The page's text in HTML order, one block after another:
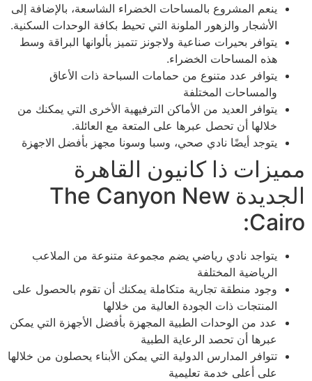
ينعم المشروع بالمساحات الخضراء الشاسعة، بالإضافة إلى
الأشجار والزهور الملونة التي تحيط بكافة الوحدات السكنية.
يتوافر بحيرات صناعية ولاجونز تتميز بألوانها البراقة وسط
هذه المساحات الخضراء.
يتوافر عدد متنوع من حمامات السباحة ذات الأعاق
والمساحات المختلفة
يتوافر العديد من الأماكن الترفيهية الأخرى التي يمكنك من
خلالها أن تحصل عبرها على المتعة مع العائلة.
يتوجد أيضًا نادي صحي، وسبا وسونا مجهز بأفضل الاجهزة
مميزات ذا كانيون القاهرة
الجديدة The Canyon New
Cairo:
يتواجد نادي رياضي يضم مجموعة متنوعة من الملاعب
الرياضية المختلفة
وجود منطقة تجارية متكاملة يمكنك أن تقوم بالحصول على
المنتجات ذات الجودة العالية من خلالها
عدد من الوحدات الطبية المجهزة بأفضل الأجهزة التي يمكن
عبرها أن تحصد الرعاية الطبية
تتوافر المدارس الدولية التي يمكن الأبناء يحصلون من خلالها
على أعلى خدمة تعليمية